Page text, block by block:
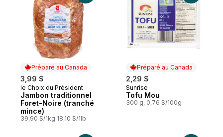
Préparé au Canada
3,99 $
Préparé au Canada
le Choix du Président
Jambon traditionnel
Foret-Noire (tranché
mince)
39,90 $/1kg 18,10 $/1lb
Préparé au Canada
2,29 $
Préparé au Canada
Sunrise
Tofu Mou
300 g, 0,76 $/100g